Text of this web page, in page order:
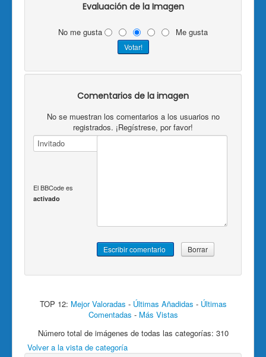
Evaluación de la Imagen
No me gusta Me gusta
Comentarios de la imagen
No se muestran los comentarios a los usuarios no
registrados. ¡Regístrese, por favor!
El BBCode es
activado
TOP 12: Mejor Valoradas - Últimas Añadidas - Últimas
Comentadas - Más Vistas
Número total de imágenes de todas las categorías: 310
Volver a la vista de categoría